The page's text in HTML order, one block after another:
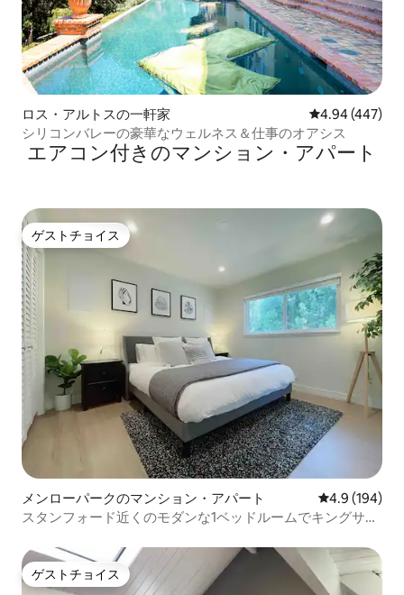
ロス・アルトスの一軒家 レビュー447
4.94 (447)
シリコンバレーの豪華なウェルネス＆仕事のオアシス
エアコン付きのマンション・アパート
ゲストチョイス
ゲストチョイス
メンローパークのマンション・アパート レビュー194
4.9 (194)
スタンフォード近くのモダンな1ベッドルームでキングサイ
ゲストチョイス
ゲストチョイス